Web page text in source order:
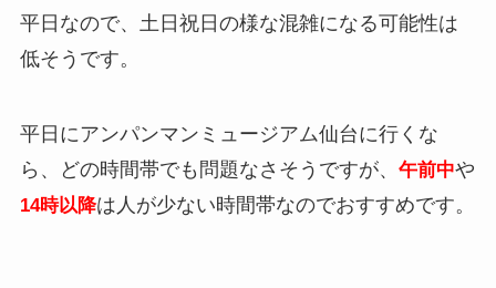
平日なので、土日祝日の様な混雑になる可能性は
低そうです。
平日にアンパンマンミュージアム仙台に行くな
ら、どの時間帯でも問題なさそうですが、 午前中や
14時以降は人が少ない時間帯なのでおすすめです。